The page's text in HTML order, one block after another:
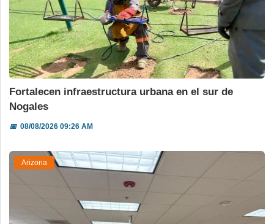
Fortalecen infraestructura urbana en el sur de
Nogales
📅08/08/2026 09:26 AM
Arizona